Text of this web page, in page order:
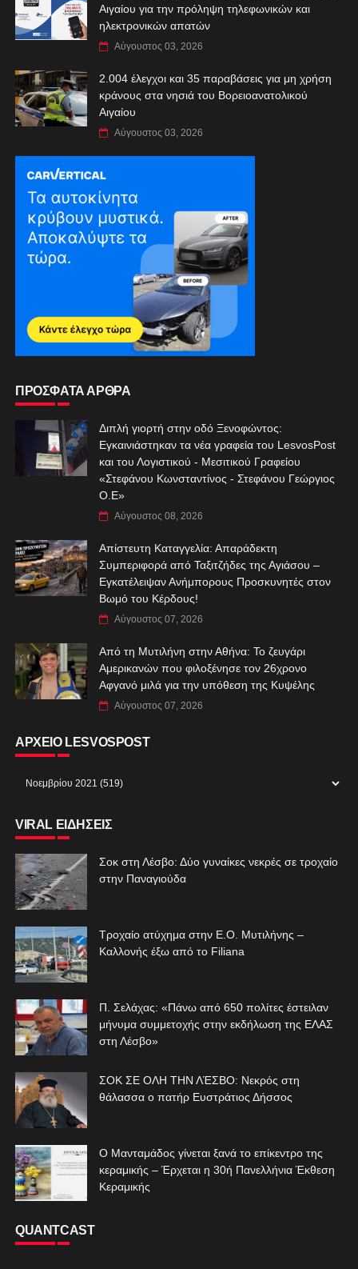
Αιγαίου για την πρόληψη τηλεφωνικών και
ηλεκτρονικών απατών
Αύγουστος 03, 2026
2.004 έλεγχοι και 35 παραβάσεις για μη χρήση
κράνους στα νησιά του Βορειοανατολικού
Αιγαίου
Αύγουστος 03, 2026
ΠΡΟΣΦΑΤΑ ΑΡΘΡΑ
Διπλή γιορτή στην οδό Ξενοφώντος:
Εγκαινιάστηκαν τα νέα γραφεία του LesvosPost
και του Λογιστικού - Μεσιτικού Γραφείου
«Στεφάνου Κωνσταντίνος - Στεφάνου Γεώργιος
Ο.Ε»
Αύγουστος 08, 2026
Απίστευτη Καταγγελία: Απαράδεκτη
Συμπεριφορά από Ταξιτζήδες της Αγιάσου –
Εγκατέλειψαν Ανήμπορους Προσκυνητές στον
Βωμό του Κέρδους!
Αύγουστος 07, 2026
Από τη Μυτιλήνη στην Αθήνα: Το ζευγάρι
Αμερικανών που φιλοξένησε τον 26χρονο
Αφγανό μιλά για την υπόθεση της Κυψέλης
Αύγουστος 07, 2026
ΑΡΧΕΙΟ LESVOSPOST
VIRAL ΕΙΔΗΣΕΙΣ
Σοκ στη Λέσβο: Δύο γυναίκες νεκρές σε τροχαίο
στην Παναγιούδα
Τροχαίο ατύχημα στην Ε.Ο. Μυτιλήνης –
Καλλονής έξω από το Filiana
Π. Σελάχας: «Πάνω από 650 πολίτες έστειλαν
μήνυμα συμμετοχής στην εκδήλωση της ΕΛΑΣ
στη Λέσβο»
ΣΟΚ ΣΕ ΟΛΗ ΤΗΝ ΛΈΣΒΟ: Νεκρός στη
θάλασσα ο πατήρ Ευστράτιος Δήσσος
Ο Μανταμάδος γίνεται ξανά το επίκεντρο της
κεραμικής – Έρχεται η 30ή Πανελλήνια Έκθεση
Κεραμικής
QUANTCAST